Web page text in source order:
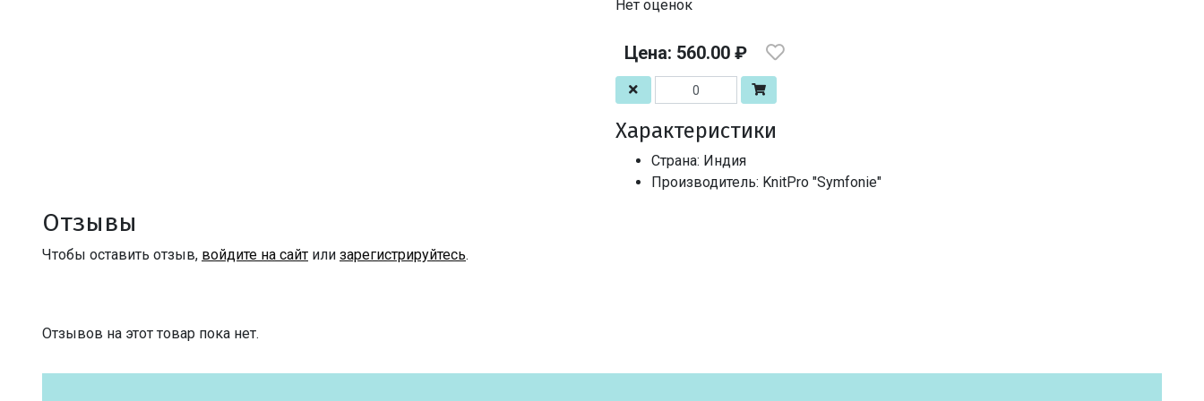
Нет оценок
Цена: 560.00 ₽
Характеристики
Страна: Индия
Производитель: KnitPro "Symfonie"
Отзывы
Чтобы оставить отзыв, войдите на сайт или зарегистрируйтесь.
Отзывов на этот товар пока нет.